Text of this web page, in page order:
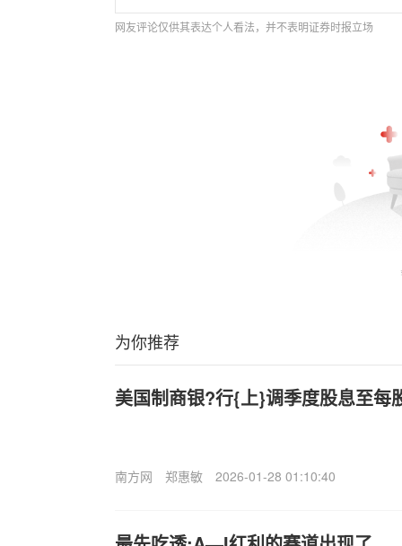
网友评论仅供其表达个人看法，并不表明证券时报立场
为你推荐
美国制商银?行{上}调季度股息至每
南方网 郑惠敏 2026-01-28 01:10:40